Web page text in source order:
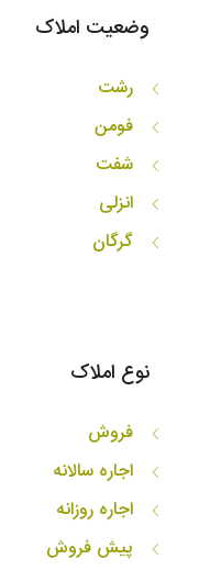
وضعیت املاک
رشت
فومن
شفت
انزلی
گرگان
نوع املاک
فروش
اجاره سالانه
اجاره روزانه
پیش فروش